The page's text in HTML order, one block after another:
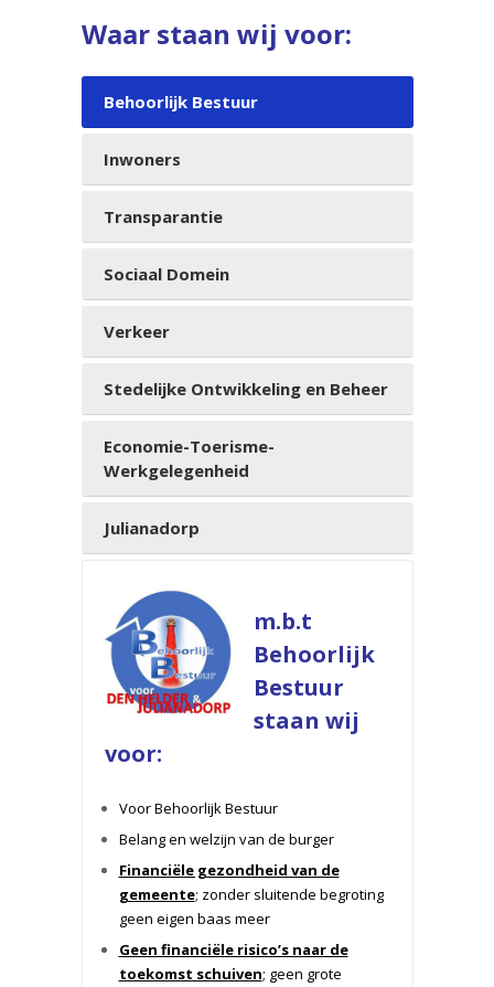
Waar staan wij voor:
Behoorlijk Bestuur
Inwoners
Transparantie
Sociaal Domein
Verkeer
Stedelijke Ontwikkeling en Beheer
Economie-Toerisme-
Werkgelegenheid
Julianadorp
m.b.t
Behoorlijk
Bestuur
staan wij
voor:
Voor Behoorlijk Bestuur
Belang en welzijn van de burger
Financiële gezondheid van de
gemeente; zonder sluitende begroting
geen eigen baas meer
Geen financiële risico’s naar de
toekomst schuiven; geen grote